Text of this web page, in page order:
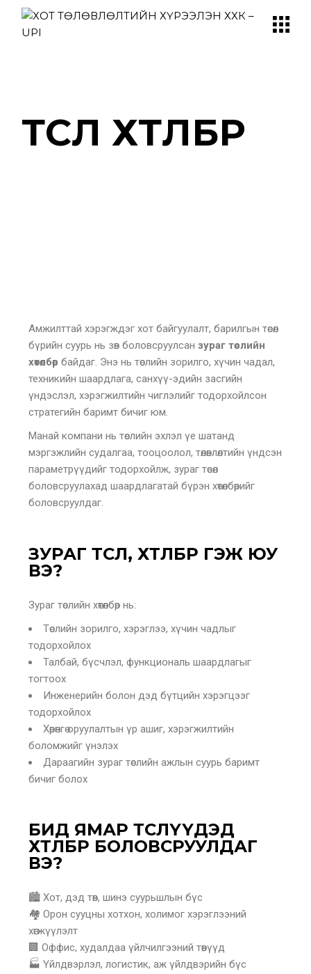
ТӨСӨЛ ХӨТӨЛБӨР
Амжилттай хэрэгждэг хот байгуулалт, барилгын төсөл
бүрийн суурь нь зөв боловсруулсанзураг төслийн
хөтөлбөр байдаг. Энэ нь төслийн зорилго, хүчин чадал,
техникийн шаардлага, санхүү-эдийн засгийн
үндэслэл, хэрэгжилтийн чиглэлийг тодорхойлсон
стратегийн баримт бичиг юм.
Манай компани нь төслийн эхлэл үе шатанд
мэргэжлийн судалгаа, тооцоолол, төлөвлөлтийн үндсэн
параметрүүдийг тодорхойлж, зураг төсөл
боловсруулахад шаардлагатай бүрэн хөтөлбөрийг
боловсруулдаг.
ЗУРАГ ТӨСӨЛ, ХӨТӨЛБӨР ГЭЖ ЮУ
ВЭ?
Зураг төслийн хөтөлбөр нь:
Төслийн зорилго, хэрэглээ, хүчин чадлыг
тодорхойлох
Талбай, бүсчлэл, функциональ шаардлагыг
тогтоох
Инженерийн болон дэд бүтцийн хэрэгцээг
тодорхойлох
Хөрөнгө оруулалтын үр ашиг, хэрэгжилтийн
боломжийг үнэлэх
Дараагийн зураг төслийн ажлын суурь баримт
бичиг болох
БИД ЯМАР ТӨСЛҮҮДЭД
ХӨТӨЛБӨР БОЛОВСРУУЛДАГ
ВЭ?
🏙 Хот, дэд төв, шинэ суурьшлын бүс
🏘 Орон сууцны хотхон, холимог хэрэглээний
хөгжүүлэлт
🏢 Оффис, худалдаа үйлчилгээний төвүүд
🏭 Үйлдвэрлэл, логистик, аж үйлдвэрийн бүс